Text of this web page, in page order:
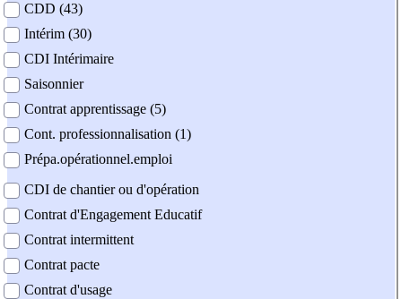
CDD (43)
Intérim (30)
CDI Intérimaire
Saisonnier
Contrat apprentissage (5)
Cont. professionnalisation (1)
Prépa.opérationnel.emploi
CDI de chantier ou d'opération
Contrat d'Engagement Educatif
Contrat intermittent
Contrat pacte
Contrat d'usage